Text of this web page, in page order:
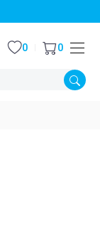
0 0